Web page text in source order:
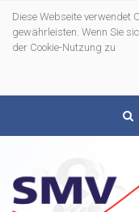
Diese Webseite verwendet
gewährleisten. Wenn Sie
der Cookie-Nutzung zu